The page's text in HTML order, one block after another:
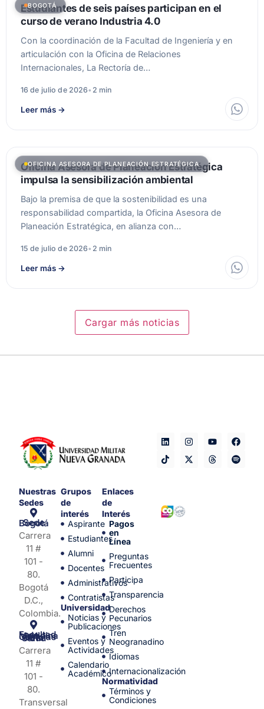
BOGOTÁ
Estudiantes de seis países participan en el
curso de verano Industria 4.0
Con la coordinación de la Facultad de Ingeniería y en
articulación con la Oficina de Relaciones
Internacionales, La Rectoría de…
16 de julio de 2026• 2 min
Leer más →
OFICINA ASESORA DE PLANEACIÓN ESTRATÉGICA
Oficina Asesora de Planeación Estratégica
impulsa la sensibilización ambiental
Bajo la premisa de que la sostenibilidad es una
responsabilidad compartida, la Oficina Asesora de
Planeación Estratégica, en alianza con…
15 de julio de 2026• 2 min
Leer más →
Cargar más noticias
Nuestras
Sedes
Sede Bogotá
Carrera
11 #
101 -
80.
Bogotá
D.C.,
Colombia.
Facultad de Medicina y Ciencias de la Salud
Carrera
11 #
101 -
80.
Transversal
Grupos
de
interés
Aspirante
Estudiantes
Alumni
Docentes
Administrativos
Contratistas
Universidad
Noticias y
Publicaciones
Eventos y
Actividades
Calendario
Académico
Enlaces
de
Interés
Pagos
en
Línea
Preguntas
Frecuentes
Participa
Transparencia
Derechos
Pecunarios
Tren
Neogranadino
Idiomas
Internacionalización
Normatividad
Términos y
Condiciones